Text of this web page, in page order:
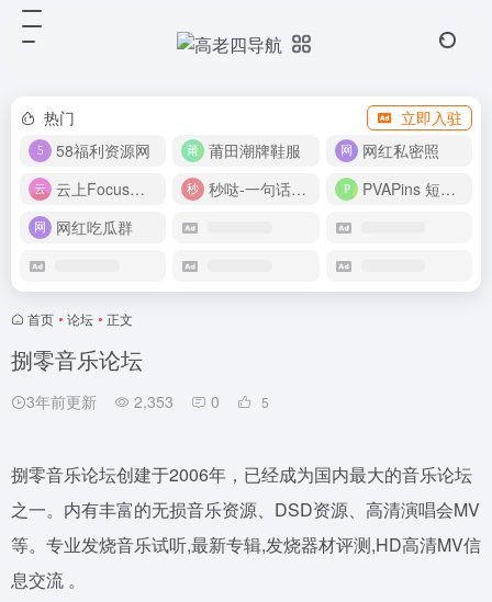
热门
立即入驻
58福利资源网
莆田潮牌鞋服
网红私密照
云上Focus接码平台
秒哒-一句话做应用
PVAPins 短信接码平台
网红吃瓜群
首页 • 论坛 • 正文
捌零音乐论坛
3年前更新 2,353 0 5
捌零音乐论坛创建于2006年，已经成为国内最大的音乐论坛
之一。内有丰富的无损音乐资源、DSD资源、高清演唱会MV
等。专业发烧音乐试听,最新专辑,发烧器材评测,HD高清MV信
息交流 。